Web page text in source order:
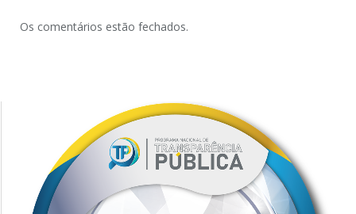
Os comentários estão fechados.